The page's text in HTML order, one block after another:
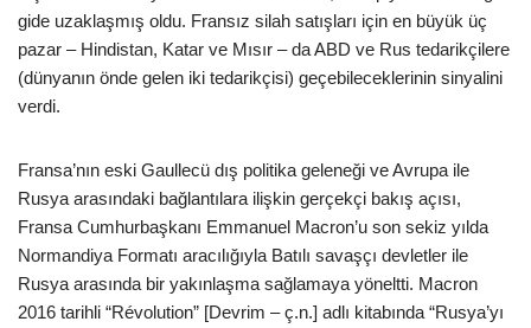
gide uzaklaşmış oldu. Fransız silah satışları için en büyük üç
pazar – Hindistan, Katar ve Mısır – da ABD ve Rus tedarikçilere
(dünyanın önde gelen iki tedarikçisi) geçebileceklerinin sinyalini
verdi.
Fransa’nın eski Gaullecü dış politika geleneği ve Avrupa ile
Rusya arasındaki bağlantılara ilişkin gerçekçi bakış açısı,
Fransa Cumhurbaşkanı Emmanuel Macron’u son sekiz yılda
Normandiya Formatı aracılığıyla Batılı savaşçı devletler ile
Rusya arasında bir yakınlaşma sağlamaya yöneltti. Macron
2016 tarihli “Révolution” [Devrim – ç.n.] adlı kitabında “Rusya’yı